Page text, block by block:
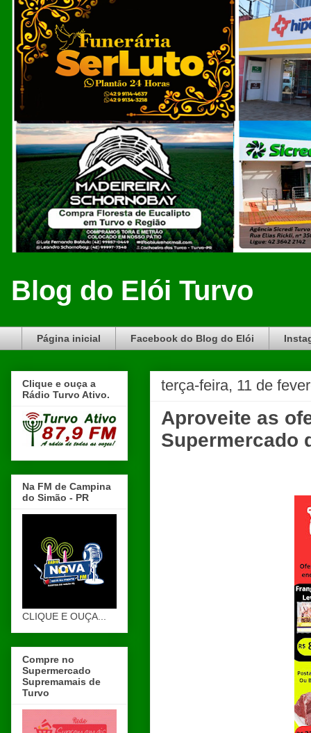
Blog do Elói Turvo
Página inicial Facebook do Blog do Elói
terça-feira, 11 de
Aproveite as
Supermercado
Clique e ouça a
Rádio Turvo Ativo.
Na FM de Campina
do Simão - PR
CLIQUE E OUÇA...
Compre no
Supermercado
Supremamais de
Turvo